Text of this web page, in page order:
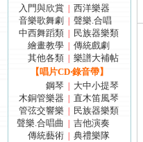
入門與欣賞
西洋樂器
音樂歌舞劇
聲樂.合唱
中西舞蹈類
民族器樂類
繪畫教學
傳統戲劇
其他各類
樂譜大補帖
【唱片CD‧錄音帶】
鋼琴
大中小提琴
木銅管樂器
直木笛風琴
管弦交響樂
民族器樂類
聲樂.合唱曲
吉他演奏
傳統藝術
典禮樂隊